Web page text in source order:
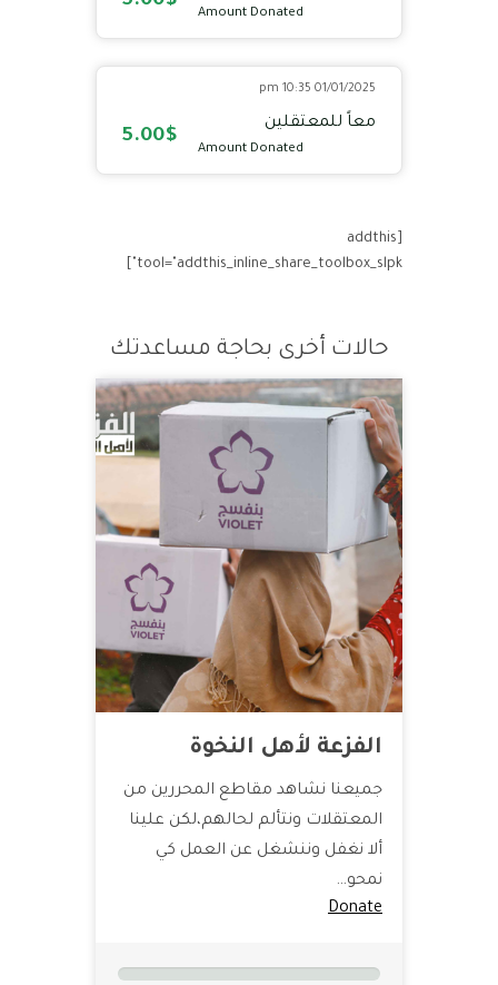
Amount Donated
01/01/2025 10:35 pm
معاً للمعتقلين
Amount Donated
5.00$
[addthis
tool="addthis_inline_share_toolbox_slpk"]
حالات أخرى بحاجة مساعدتك
الفزعة لأهل النخوة
جميعنا نشاهد مقاطع المحررين من
المعتقلات ونتألم لحالهم،لكن علينا
ألا نغفل وننشغل عن العمل كي
نمحو…
Donate